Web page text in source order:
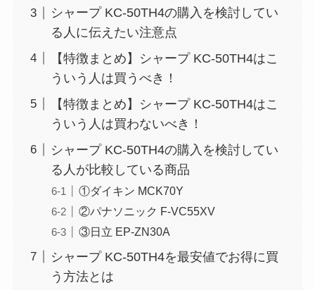
シャープ KC-50TH4の購入を検討してい
る人に伝えたい注意点
【特徴まとめ】シャープ KC-50TH4はこ
ういう人は買うべき！
【特徴まとめ】シャープ KC-50TH4はこ
ういう人は買わないべき！
シャープ KC-50TH4の購入を検討してい
る人が比較している商品
①ダイキン MCK70Y
②パナソニック F-VC55XV
③日立 EP-ZN30A
シャープ KC-50TH4を最安値でお得に買
う方法とは